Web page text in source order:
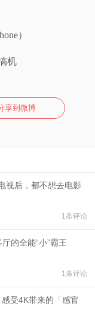
）
机
享到微博
视后，都不想去电影
1条评论
的全能“小”霸王
1条评论
受4K带来的「感官